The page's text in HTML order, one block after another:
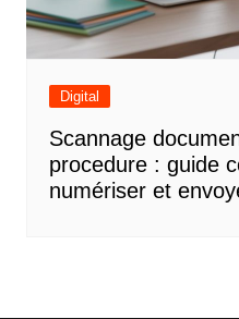
Digital
Scannage
procedure : guide
numériser et